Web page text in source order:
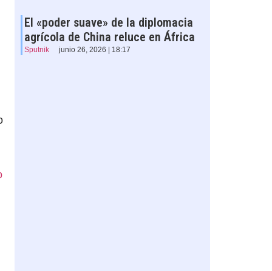
El «poder suave» de la diplomacia
agrícola de China reluce en África
Sputnik junio 26, 2026 | 18:17